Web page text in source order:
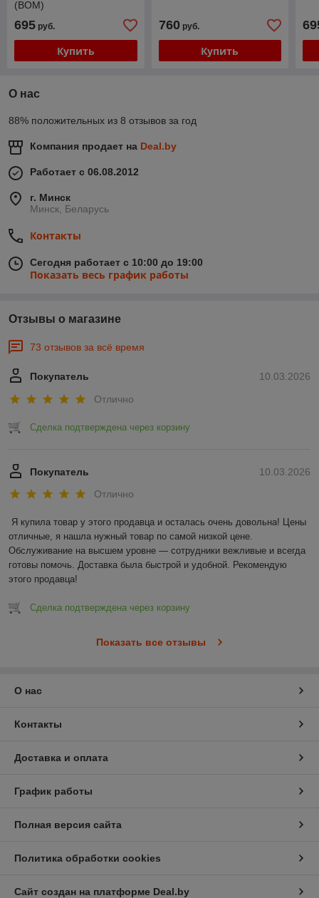
(ВОМ)
695 руб.
Купить
760руб.
Купить
О нас
88% положительных из 8 отзывов за год
Компания продает на Deal.by
Работает с 06.08.2012
г. Минск
Минск, Беларусь
Контакты
Сегодня работает с 10:00 до 19:00
Показать весь график работы
Отзывы о магазине
73 отзывов за всё время
10.03.2026
Покупатель
Отлично
Сделка подтверждена через корзину
10.03.2026
Покупатель
Отлично
Я купила товар у этого продавца и осталась очень довольна! Цены
отличные, я нашла нужный товар по самой низкой цене.
Обслуживание на высшем уровне — сотрудники вежливые и всегда
готовы помочь. Доставка была быстрой и удобной. Рекомендую
этого продавца!
Сделка подтверждена через корзину
Показать все отзывы
О нас
Контакты
Доставка и оплата
График работы
Полная версия сайта
Политика обработки cookies
Сайт создан на платформе Deal.by